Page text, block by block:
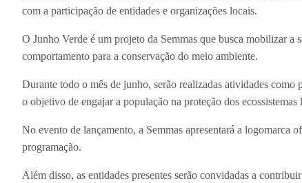
com a participação de entidades e organizações locais.
O Junho Verde é um projeto da Semmas que busca mobilizar a
comportamento para a conservação do meio ambiente.
Durante todo o mês de junho, serão realizadas atividades
o objetivo de engajar a população na proteção dos ecossistemas
No evento de lançamento, a Semmas apresentará a logomarca
programação.
Além disso, as entidades presentes serão convidadas a